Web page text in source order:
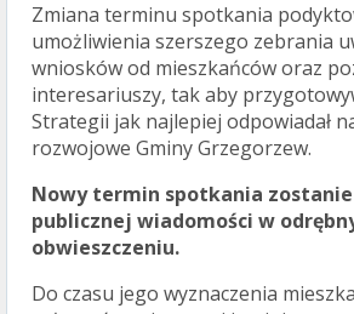
Zmiana terminu spotkania
umożliwienia szerszego zebrania
wniosków od mieszkańców oraz
interesariuszy, tak aby
Strategii jak najlepiej odpowiadał
rozwojowe Gminy Grzegorzew.
Nowy termin spotkania
publicznej wiadomości w
obwieszczeniu.
Do czasu jego wyznaczenia